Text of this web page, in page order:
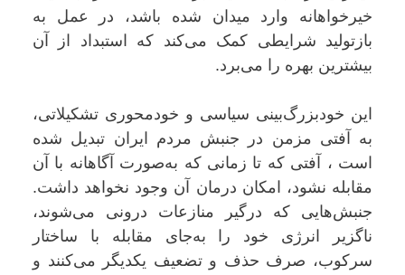
خیرخواهانه وارد میدان شده باشد، در عمل به
بازتولید شرایطی کمک می‌کند که استبداد از آن
بیشترین بهره را می‌برد.
این خودبزرگ‌بینی سیاسی و خودمحوری تشکیلاتی،
به آفتی مزمن در جنبش مردم ایران تبدیل شده
است ، آفتی که تا زمانی که به‌صورت آگاهانه با آن
مقابله نشود، امکان درمان آن وجود نخواهد داشت.
جنبش‌هایی که درگیر منازعات درونی می‌شوند،
ناگزیر انرژی خود را به‌جای مقابله با ساختار
سرکوب، صرف حذف و تضعیف یکدیگر می‌کنند و